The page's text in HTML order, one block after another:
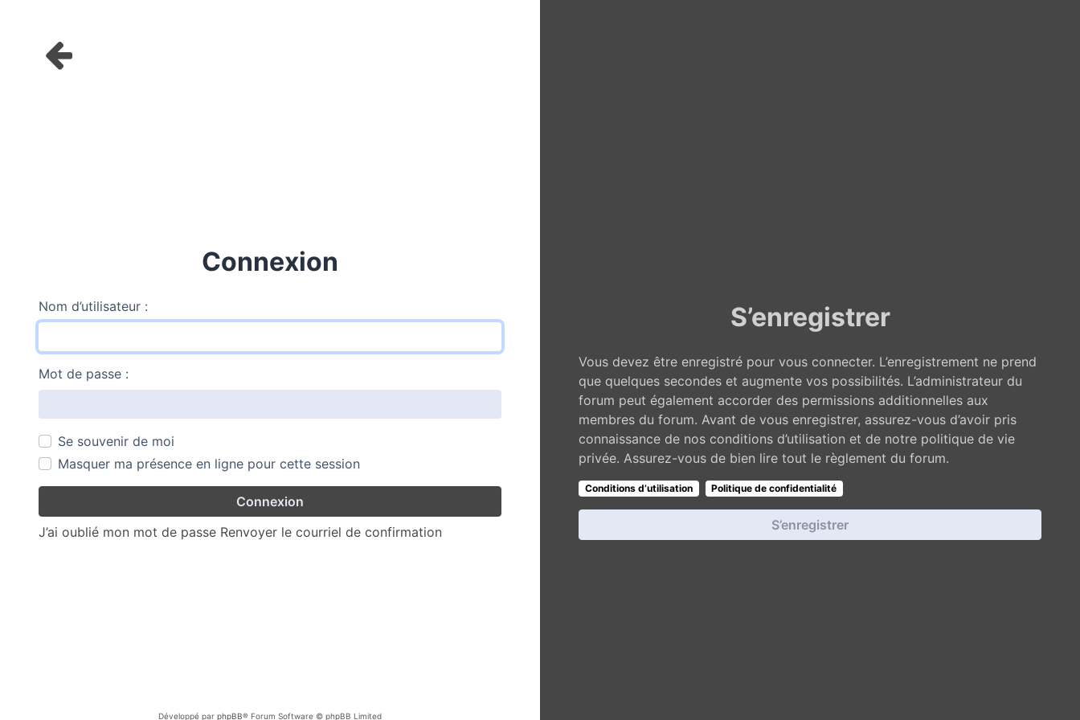
Connexion
Nom d’utilisateur :
Mot de passe :
Se souvenir de moi
Masquer ma présence en ligne pour cette session
J’ai oublié mon mot de passe Renvoyer le courriel de confirmation
Développé par phpBB® Forum Software © phpBB Limited
S’enregistrer
Vous devez être enregistré pour vous connecter. L’enregistrement ne prend
que quelques secondes et augmente vos possibilités. L’administrateur du
forum peut également accorder des permissions additionnelles aux
membres du forum. Avant de vous enregistrer, assurez-vous d’avoir pris
connaissance de nos conditions d’utilisation et de notre politique de vie
privée. Assurez-vous de bien lire tout le règlement du forum.
Conditions d’utilisation Politique de confidentialité
S’enregistrer